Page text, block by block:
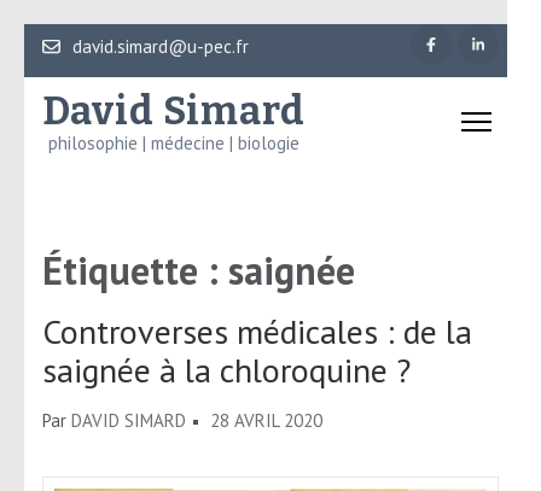
Aller
au
contenu
(Pressez
david.simard@u-pec.fr
David Simard
philosophie | médecine | biologie
Étiquette : saignée
Controverses médicales : de la
saignée à la chloroquine ?
Par DAVID SIMARD 28 AVRIL 2020